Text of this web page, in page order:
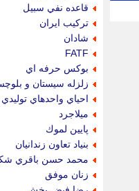
قاعده نفي سبيل
تركيب ايران
شادان
FATF
بوكس حرفه اي
زلزله سيستان و
احياي واحدهاي توليدي
ميلاجرد
پايين لموك
بنياد تعاون زندانيان
محمد حسن باقري
زنان موفق